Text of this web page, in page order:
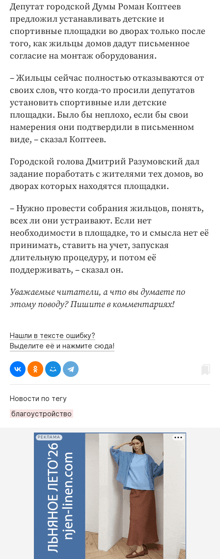
Депутат городской Думы Роман Коптеев
предложил устанавливать детские и
спортивные площадки во дворах только после
того, как жильцы домов дадут письменное
согласие на монтаж оборудования.
– Жильцы сейчас полностью отказываются от
своих слов, что когда-то просили депутатов
установить спортивные или детские
площадки. Было бы неплохо, если бы свои
намерения они подтвердили в письменном
виде, – сказал Коптеев.
Городской голова Дмитрий Разумовский дал
задание поработать с жителями тех домов, во
дворах которых находятся площадки.
– Нужно провести собрания жильцов, понять,
всех ли они устраивают. Если нет
необходимости в площадке, то и смысла нет её
принимать, ставить на учет, запуская
длительную процедуру, и потом её
поддерживать, – сказал он.
Уважаемые читатели, а что вы думаете по
этому поводу? Пишите в комментариях!
Нашли в тексте ошибку?
Выделите её и нажмите сюда!
Новости по тегу
благоустройство
РЕКЛАМА